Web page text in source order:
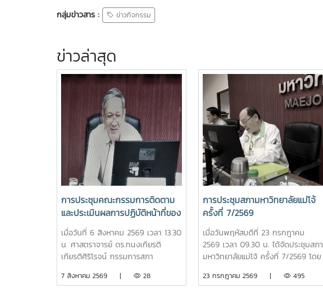
กลุ่มข่าวสาร : ข่าวกิจกรรม
ข่าวล่าสุด
การประชุมคณะกรรมการติดตาม
และประเมินผลการปฏิบัติหน้าที่ของ
หัวหน้าส่วนงาน ประจำ
ปีงบประมาณ พ.ศ. 2569 ครั้งที่
3/2569
เมื่อวันที่ 6 สิงหาคม 2569 เวลา 13.30
น. ศาสตราจารย์ ดร.ทนงเกียรติ
เกียรติศิริโรจน์ กรรมการสภา
ประธานกรรมการติดตามและประเมิน
7 สิงหาคม 2569 | 28
การประชุมสภามหาวิทยาลัยแม่โจ้
ครั้งที่ 7/2569
เมื่อวันพฤหัสบดีที่ 23 กรกฎาคม
2569 เวลา 09.30 น. ได้จัดประชุมสภา
มหาวิทยาลัยแม่โจ้ ครั้งที่ 7/2569 โดย
นิช นายกสภามหาวิทยาลัยแม่โจ้ เป็น
23 กรกฎาคม 2569 | 495